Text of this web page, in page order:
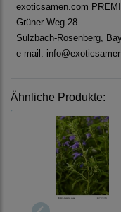
exoticsamen.com
Grüner Weg 28
Sulzbach-Rosenberg,
e-mail:
Ähnliche Produkte: